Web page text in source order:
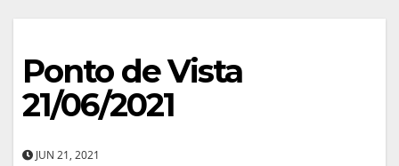
Ponto de Vista
21/06/2021
JUN 21, 2021